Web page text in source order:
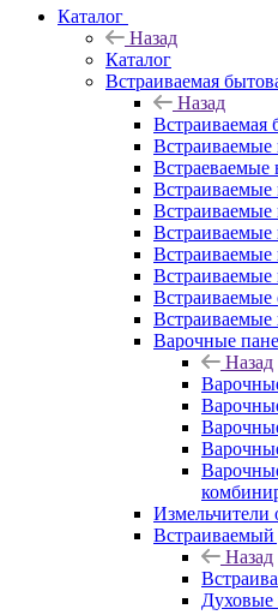
Каталог
Назад
Каталог
Встраиваемая
Назад
Встраиваемая
Встраиваемые
Встраиваемые
Варочные
Назад
Измельчители
Назад